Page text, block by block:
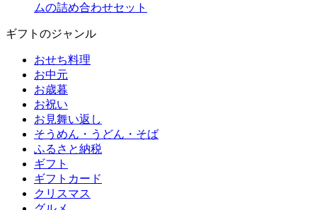
ムの詰め合わせセット
ギフトのジャンル
おせち料理
お中元
お歳暮
お祝い
お見舞い返し
そうめん・うどん・そば
ふるさと納税
ギフト
ギフトカード
クリスマス